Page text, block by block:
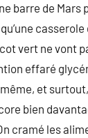
barre de Mars
vert ne vont
effaré
et
bien
cramé les